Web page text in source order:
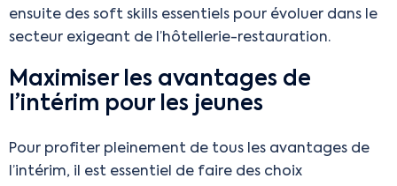
ensuite des soft skills essentiels pour évoluer dans le
secteur exigeant de l’hôtellerie-restauration.
Maximiser les avantages de
l’intérim pour les jeunes
Pour profiter pleinement de tous les avantages de
l’intérim, il est essentiel de faire des choix